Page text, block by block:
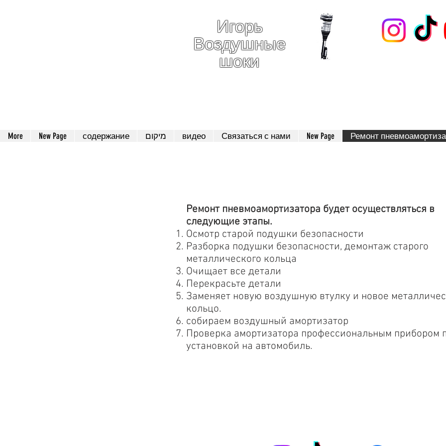
Игорь
Воздушные
шоки
Ремонт
New Page
Связаться с нами
видео מיקום содержание
New Page
More
Ремонт пневмоамортизатора будет осуществляться в
следующие этапы.
Осмотр старой подушки безопасности
Разборка подушки безопасности, демонтаж старого
металлического кольца
Очищает все детали
Перекрасьте детали
Заменяет новую воздушную втулку и новое
кольцо.
собираем воздушный амортизатор
Проверка амортизатора профессиональным прибором
установкой на автомобиль.